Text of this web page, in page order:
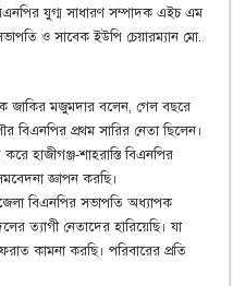
যুগ্ম সাধারণ সম্পাদক এইচ এম
ও সাবেক ইউপি চেয়ারম্যান মো.
জাকির মজুমদার বলেন, গেল বছরে
বিএনপির প্রথম সারির নেতা ছিলেন।
হাজীগঞ্জ-শাহরাস্তি বিএনপির
জ্ঞাপন করছি।
বিএনপির সভাপতি অধ্যাপক
ত্যাগী নেতাদের হারিয়েছি। যা
কামনা করছি। পরিবারের প্রতি